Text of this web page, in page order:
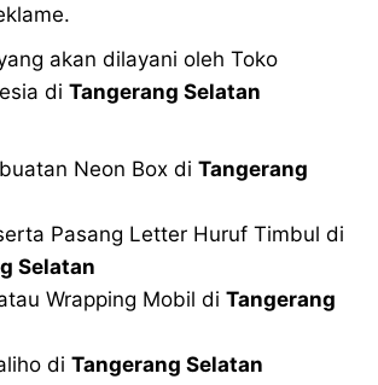
akan dilayani oleh Toko
di Tangerang Selatan
Neon Box di Tangerang
Pasang Letter Huruf Timbul di
Selatan
Wrapping Mobil di Tangerang
di Tangerang Selatan